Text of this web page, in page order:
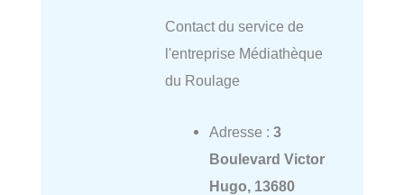
Contact du service de
l'entreprise Médiathèque
du Roulage
Adresse : 3
Boulevard Victor
Hugo, 13680